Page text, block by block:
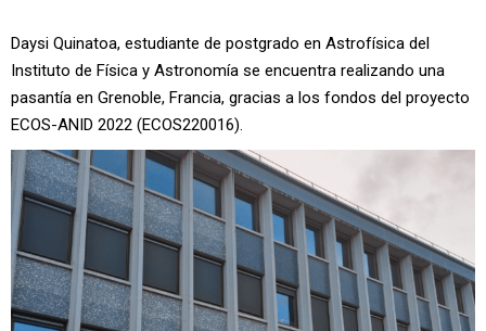
Daysi Quinatoa, estudiante de postgrado en Astrofísica del
Instituto de Física y Astronomía se encuentra realizando una
pasantía en Grenoble, Francia, gracias a los fondos del proyecto
ECOS-ANID 2022 (ECOS220016).